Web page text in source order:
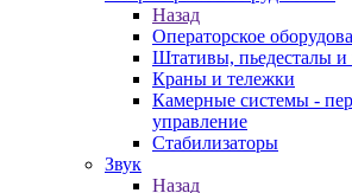
Назад
Операторское
Штативы, пьедесталы и
Краны и тележки
Камерные системы -
управление
Стабилизаторы
Звук
Назад